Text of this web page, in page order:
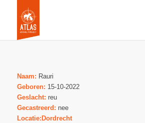
Naam: Rauri
Geboren: 15-10-2022
Geslacht: reu
Gecastreerd: nee
Locatie:Dordrecht